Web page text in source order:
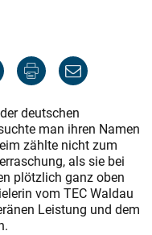
deutschen
man ihren Namen
zählte nicht zum
als sie bei
plötzlich ganz oben
vom TEC Waldau
Leistung und dem